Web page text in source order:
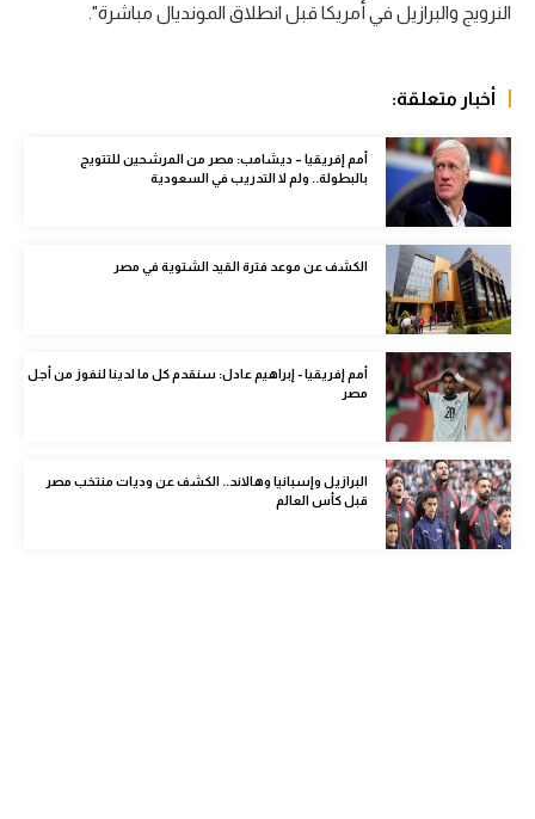
أمم إفريقيا
كرة يد
كرة طائرة
الوطن العربي
في المونديال
رياضة نسائية
آسيا
أمريكا
ركن الألعاب
النرويج والبرازيل في أمريكا قبل انطلاق المونديال مباشرة".
أخبار متعلقة:
أمم إفريقيا – ديشامب: مصر من المرشحين للتتويج
بالبطولة.. ولم لا التدريب في السعودية
الكشف عن موعد فترة القيد الشتوية في مصر
أمم إفريقيا - إبراهيم عادل: سنقدم كل ما لدينا لنفوز من أجل
مصر
البرازيل وإسبانيا وهالاند.. الكشف عن وديات منتخب مصر
قبل كأس العالم